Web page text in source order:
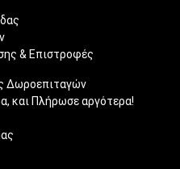
& Επιστροφές
Δωροεπιταγών
και Πλήρωσε αργότερα!